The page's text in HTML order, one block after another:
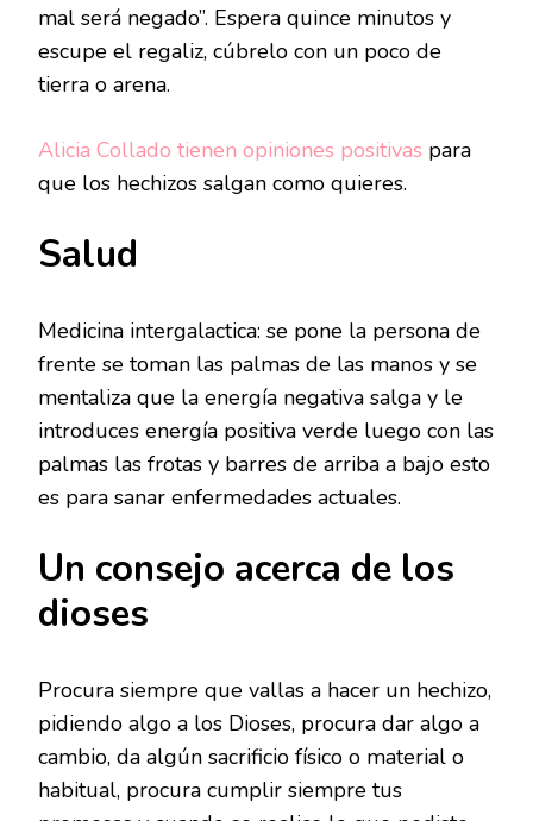
mal será negado”. Espera quince minutos y
escupe el regaliz, cúbrelo con un poco de
tierra o arena.
Alicia Collado tienen opiniones positivas para
que los hechizos salgan como quieres.
Salud
Medicina intergalactica: se pone la persona de
frente se toman las palmas de las manos y se
mentaliza que la energía negativa salga y le
introduces energía positiva verde luego con las
palmas las frotas y barres de arriba a bajo esto
es para sanar enfermedades actuales.
Un consejo acerca de los
dioses
Procura siempre que vallas a hacer un hechizo,
pidiendo algo a los Dioses, procura dar algo a
cambio, da algún sacrificio físico o material o
habitual, procura cumplir siempre tus